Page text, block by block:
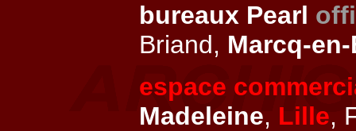
bureaux Pearl
Briand, Marcq-
espace
Madeleine, Lille,